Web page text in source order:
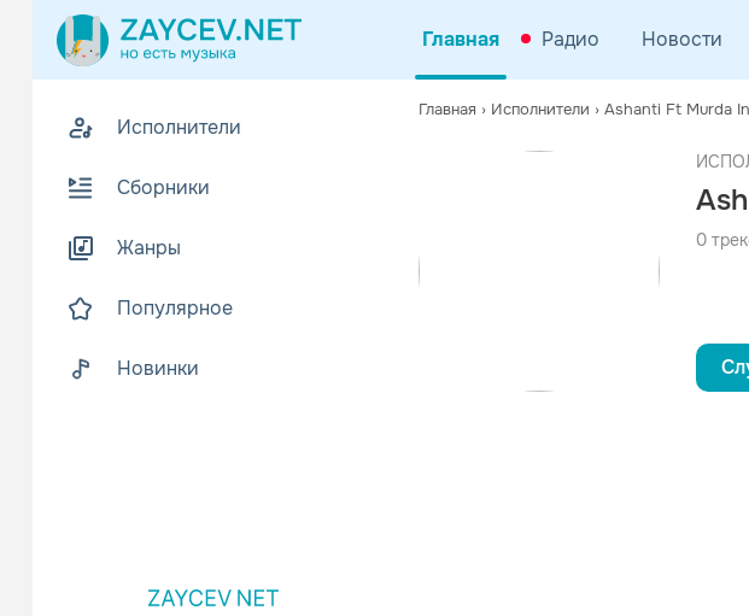
Главная Радио Новости
Исполнители
Сборники
Жанры
Популярное
Новинки
Главная › Исполнители › Ashanti Ft Murda
0
Биография
Прекрасная певица, великолепная
ZAYCEV.NET ведет
0